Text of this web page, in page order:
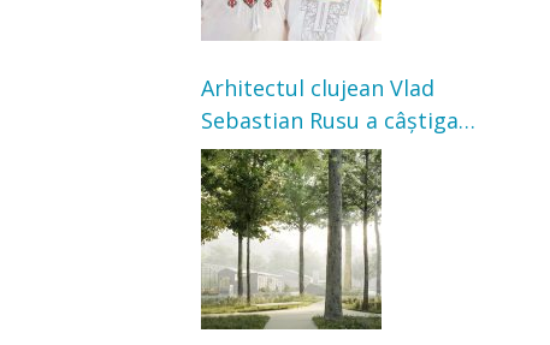
Arhitectul clujean Vlad
Sebastian Rusu a câștigat
concursul pentru
transformarea Grădinii
Casei Universitarilor